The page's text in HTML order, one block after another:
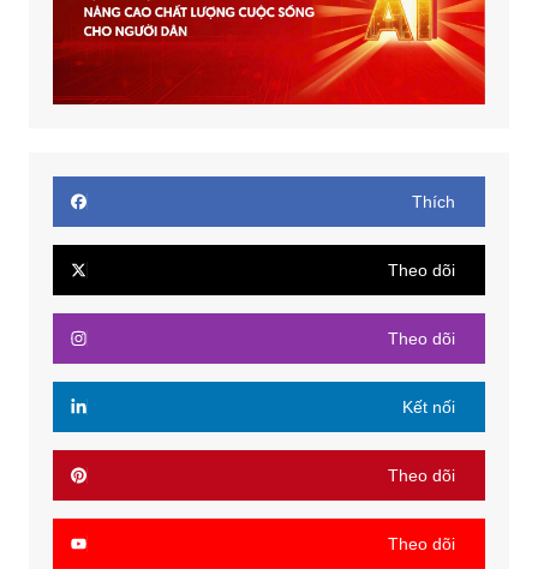
Thích
Theo dõi
Theo dõi
Kết nối
Theo dõi
Theo dõi